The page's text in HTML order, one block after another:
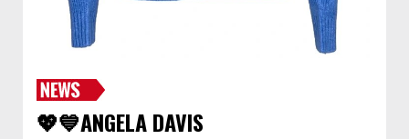
💖💙ANGELA DAVIS